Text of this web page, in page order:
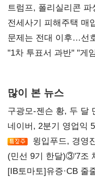
트럼프, 폴리실리콘
재건"
전세사기 피해주택 매
4만278명
문제는 전대 이후…선
불복'
"1차 투표서 과반" "게
많이 본 뉴스
구광모-젠슨 황, 두 달
네이버, 2분기 영업익
윙입푸드, 경영
(민선 9기 한달)③'7조
20년만에 '비상재정'
[IB토마토]유증·CB 줄